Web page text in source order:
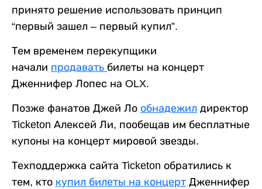
принято решение использовать принцип
“первый зашел – первый купил”.
Тем временем перекупщики
начали продавать билеты на концерт
Дженнифер Лопес на OLX.
Позже фанатов Джей Ло обнадежил директор
Ticketon Алексей Ли, пообещав им бесплатные
купоны на концерт мировой звезды.
Техподдержка сайта Ticketon обратились к
тем, кто купил билеты на концерт Дженнифер